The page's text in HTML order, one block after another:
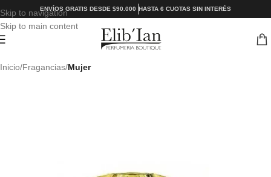
Skip to navigation
Skip to main content
ENVÍOS GRATIS DESDE $90.000 HASTA 6 CUOTAS SIN INTERÉS
Inicio Fragancias Mujer